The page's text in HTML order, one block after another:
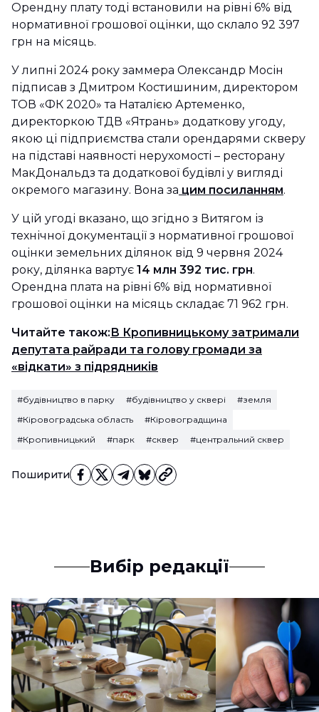
Поширити
Орендну плату тоді встановили на рівні 6% від
нормативної грошової оцінки, що склало 92 397
грн на місяць.
У липні 2024 року заммера Олександр Мосін
підписав з Дмитром Костишиним, директором
ТОВ «ФК 2020» та Наталією Артеменко,
директоркою ТДВ «Ятрань» додаткову угоду,
якою ці підприємства стали орендарями скверу
на підставі наявності нерухомості – ресторану
МакДональдз та додаткової будівлі у вигляді
окремого магазину. Вона за цим посиланням.
У цій угоді вказано, що згідно з Витягом із
технічної документації з нормативної грошової
оцінки земельних ділянок від 9 червня 2024
року, ділянка вартує 14 млн 392 тис. грн.
Орендна плата на рівні 6% від нормативної
грошової оцінки на місяць складає 71 962 грн.
Читайте також: В Кропивницькому затримали
депутата райради та голову громади за
«відкати» з підрядників
#будівництво в парку #будівництво у сквері
#земля
#Кіровоградська область
#Кіровоградщина
#Кропивницький
#парк #сквер #центральний сквер
Вибір редакції